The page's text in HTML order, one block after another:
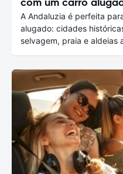
A Andaluzia é perfeita
alugado: cidades
selvagem, praia e aldeias